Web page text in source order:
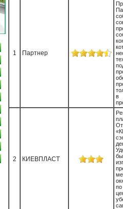
1 Партнер
в
2 КИЕВПЛАСТ